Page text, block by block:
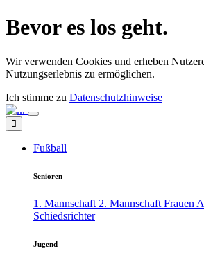
Bevor es los geht.
Wir verwenden Cookies und erheben
Nutzungserlebnis zu ermöglichen.
Ich stimme zu Datenschutzhinweise
Fußball
Senioren
1. Mannschaft 2. Mannschaft Frauen
Schiedsrichter
Jugend